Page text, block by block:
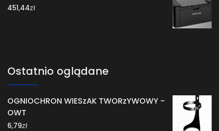
451,44zł
Ostatnio oglądane
OGNIOCHRON WIESzAK TWORzYWOWY -
OWT
6,79zł